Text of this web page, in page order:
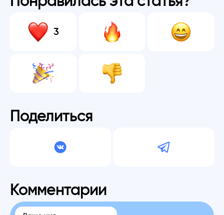
3
Поделиться
Комментарии